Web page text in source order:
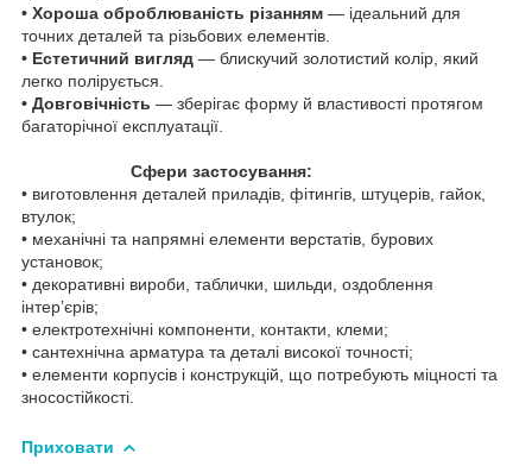
• Хороша оброблюваність різанням — ідеальний для
точних деталей та різьбових елементів.
• Естетичний вигляд — блискучий золотистий колір, який
легко полірується.
• Довговічність — зберігає форму й властивості протягом
багаторічної експлуатації.
Сфери застосування:
• виготовлення деталей приладів, фітингів, штуцерів, гайок,
втулок;
• механічні та напрямні елементи верстатів, бурових
установок;
• декоративні вироби, таблички, шильди, оздоблення
інтер’єрів;
• електротехнічні компоненти, контакти, клеми;
• сантехнічна арматура та деталі високої точності;
• елементи корпусів і конструкцій, що потребують міцності та
зносостійкості.
Приховати